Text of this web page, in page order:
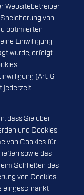
Websitebetreiber
von
optimierten
Einwilligung
wurde, erfolgt
(Art. 6
jederzeit
dass Sie über
und Cookies
von Cookies für
sowie das
Schließen des
von Cookies
eingeschränkt